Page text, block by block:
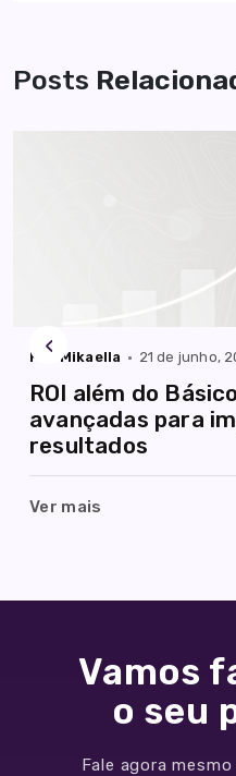
contato
contato@decsigner.com.br
Posts
Por Mikaella 21 de junho,
ROI além do
avançadas para
resultados
Ver mais
‹
Vamos
o seu
Fale agora